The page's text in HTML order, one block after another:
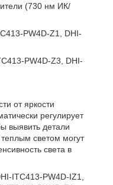
(730 нм ИК/
PW4D-Z1, DHI-
PW4D-Z3, DHI-
от яркости
регулирует
выявить детали
светом могут
света в
ITC413-PW4D-IZ1,